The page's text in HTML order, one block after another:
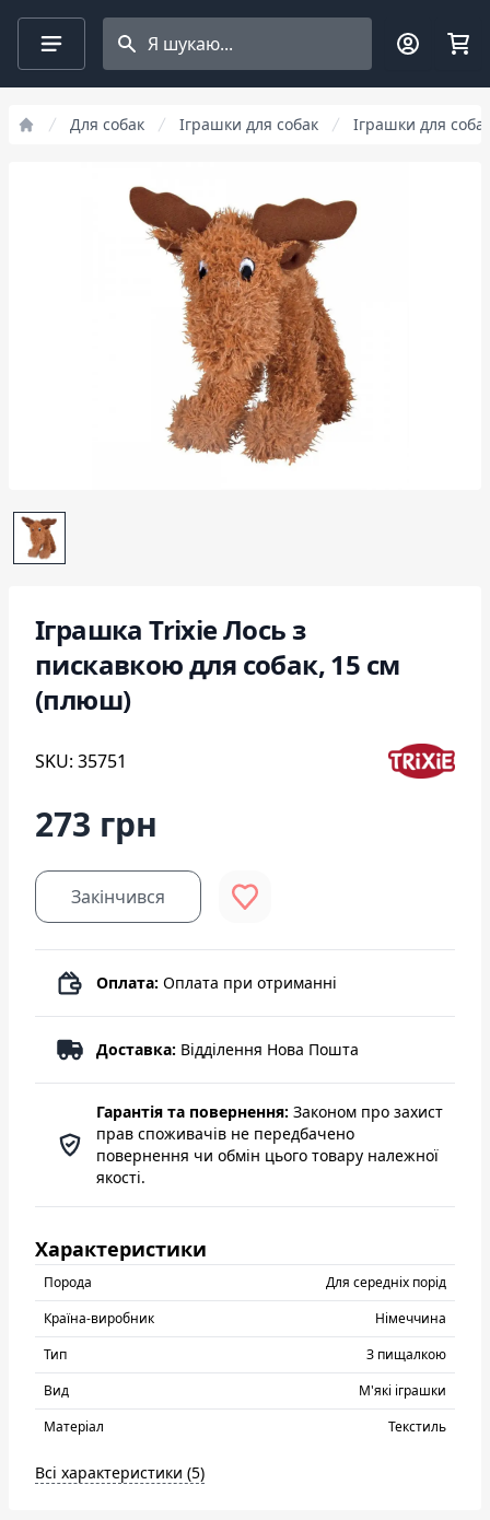
Search projects
Для собак Іграшки для собак Іграшки для
Іграшка Trixie Лось з
пискавкою для собак, 15 см
(плюш)
SKU: 35751
273 грн
Закінчився
Оплата: Оплата при отриманні
Доставка: Відділення Нова Пошта
Гарантія та повернення: Законом про захист
прав споживачів не передбачено
повернення чи обмін цього товару належної
якості.
Характеристики
Порода
Для середніх порід
Країна-виробник
Нiмеччина
Тип
З пищалкою
Вид
М'які іграшки
Матеріал
Текстиль
Всі характеристики (5)